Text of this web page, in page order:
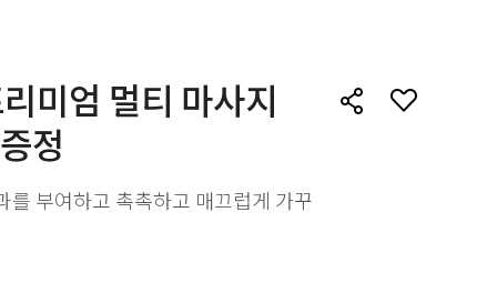
미엄 멀티 마사지
정
를 부여하고 촉촉하고 매끄럽게 가꾸